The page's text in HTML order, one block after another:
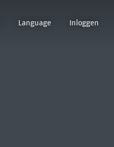
Language Inloggen